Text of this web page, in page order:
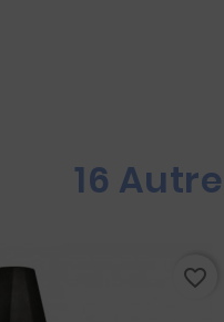
16
favorite_border